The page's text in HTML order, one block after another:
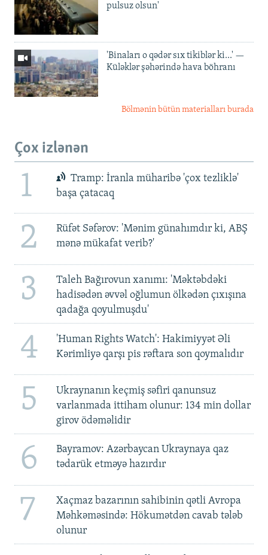
pulsuz olsun'
'Binaları o qədər sıx tikiblər ki...' —
Küləklər şəhərində hava böhranı
Bölmənin bütün materialları burada
Çox izlənən
1
Tramp: İranla müharibə 'çox tezliklə'
başa çatacaq
2
Rüfət Səfərov: 'Mənim günahımdır ki, ABŞ
mənə mükafat verib?'
3
Taleh Bağırovun xanımı: 'Məktəbdəki
hadisədən əvvəl oğlumun ölkədən çıxışına
qadağa qoyulmuşdu'
4
'Human Rights Watch': Hakimiyyət Əli
Kərimliyə qarşı pis rəftara son qoymalıdır
5
Ukraynanın keçmiş səfiri qanunsuz
varlanmada ittiham olunur: 134 min dollar
girov ödəməlidir
6
Bayramov: Azərbaycan Ukraynaya qaz
tədarük etməyə hazırdır
7
Xaçmaz bazarının sahibinin qətli Avropa
Məhkəməsində: Hökumətdən cavab tələb
olunur